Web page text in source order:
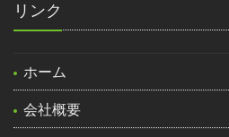
リンク
ホーム
会社概要